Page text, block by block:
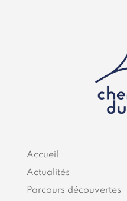
Accueil
Actualités
Parcours découvertes